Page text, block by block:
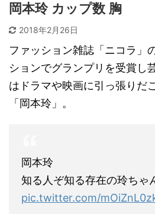
岡本玲 カップ数 胸
2018年2月26日
ファッション雑誌「ニコラ」
ションでグランプリを受賞し
はドラマや映画に引っ張りだ
「岡本玲」。
岡本玲
知る人ぞ知る存在の玲ちゃ
pic.twitter.com/